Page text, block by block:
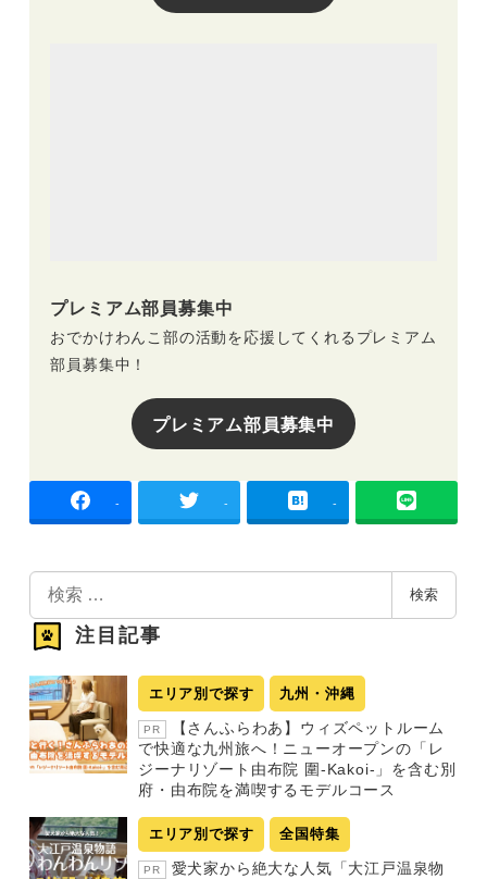
プレミアム部員募集中
おでかけわんこ部の活動を応援してくれるプレミアム
部員募集中！
プレミアム部員募集中
- - -
検
索
検索
注目記事
エリア別で探す 九州・沖縄
PR
【さんふらわあ】ウィズペットルーム
で快適な九州旅へ！ニューオープンの「レ
ジーナリゾート由布院 圍-Kakoi-」を含む別
府・由布院を満喫するモデルコース
エリア別で探す 全国特集
PR
愛犬家から絶大な人気「大江戸温泉物